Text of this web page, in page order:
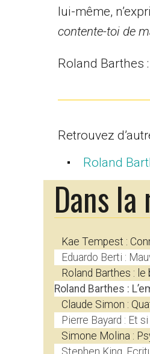
lui-même,
contente-toi de
Roland Barthes
Retrouvez
Roland
Dans
Kae Tempest :
Eduardo Berti :
Roland Barthes :
Roland Barthes :
Claude Simon :
Pierre Bayard : Et
Simone Molina :